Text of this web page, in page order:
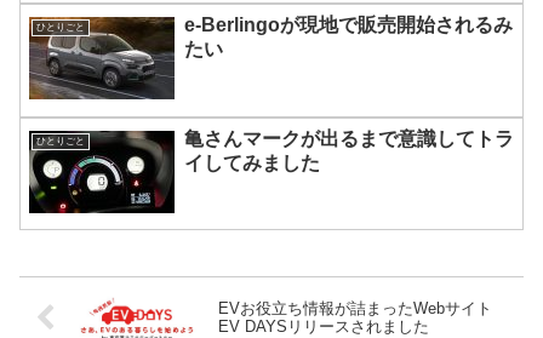
ひとりごと
e-Berlingoが現地で販売開始されるみ
たい
ひとりごと
亀さんマークが出るまで意識してトラ
イしてみました
EVお役立ち情報が詰まったWebサイト
EV DAYSリリースされました